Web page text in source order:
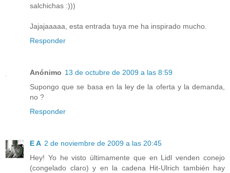
salchichas :)))
Jajajaaaaa, esta entrada tuya me ha inspirado mucho.
Responder
Anónimo 13 de octubre de 2009 a las 8:59
Supongo que se basa en la ley de la oferta y la demanda,
no ?
Responder
E A 2 de noviembre de 2009 a las 20:45
Hey! Yo he visto últimamente que en Lidl venden conejo
(congelado claro) y en la cadena Hit-Ulrich también hay